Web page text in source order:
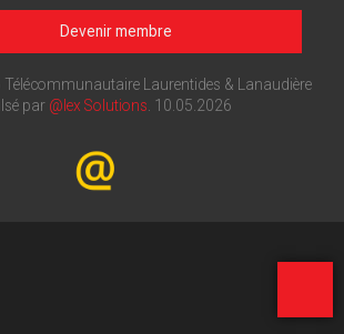
Devenir membre
Laurentides & Lanaudière
par @lex Solutions 10.05.2026